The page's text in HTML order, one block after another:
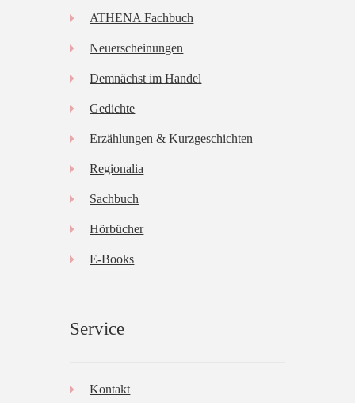
ATHENA Fachbuch
Neuerscheinungen
Demnächst im Handel
Gedichte
Erzählungen & Kurzgeschichten
Regionalia
Sachbuch
Hörbücher
E-Books
Service
Kontakt